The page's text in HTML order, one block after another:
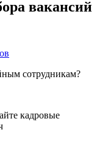
вакансий
сотрудникам?
кадровые